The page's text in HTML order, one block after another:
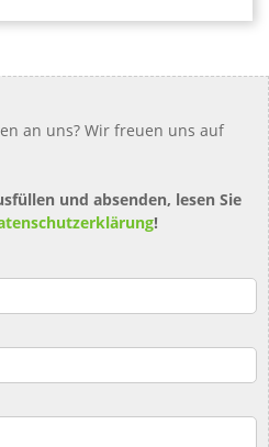
an uns? Wir freuen uns auf
und absenden, lesen Sie
!